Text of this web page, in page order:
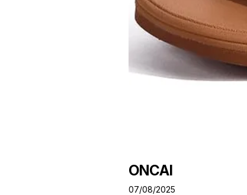
ONCAI
07/08/2025